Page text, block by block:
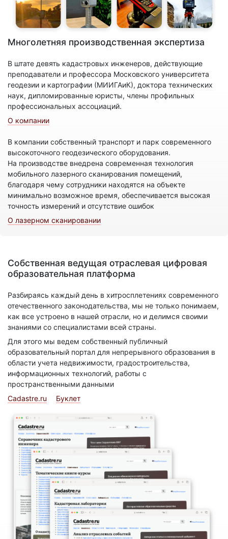
Многолетняя производственная экспертиза
В штате девять кадастровых инженеров, действующие
преподаватели и профессора Московского университета
геодезии и картографии (МИИГАиК), доктора технических
наук, дипломированные юристы, члены профильных
профессиональных ассоциаций.
О компании
В компании собственный транспорт и парк современного
высокоточного геодезического оборудования.
На производстве внедрена современная технология
мобильного лазерного сканирования помещений,
благодаря чему сотрудники находятся на объекте
минимально возможное время, обеспечивается высокая
точность измерений и отсутствие ошибок
О лазерном сканировании
Собственная ведущая отраслевая цифровая
образовательная платформа
Разбираясь каждый день в хитросплетениях современного
отечественного законодательства, мы не только понимаем,
как все устроено в нашей отрасли, но и делимся своими
знаниями со специалистами всей страны.
Для этого мы ведем собственный публичный
образовательный портал для непрерывного образования в
области учета недвижимости, градостроительства,
информационных технологий, работы с
пространственными данными
Cadastre.ru
Буклет